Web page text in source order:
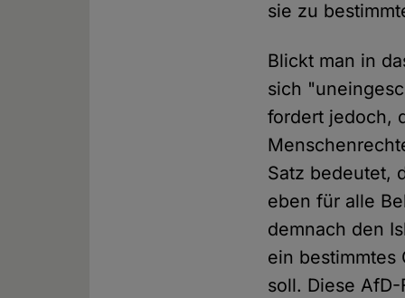
sie zu
Blickt man in
sich
fordert jedoch,
Satz bedeutet,
eben für alle
demnach den
ein bestimmtes
soll. Diese